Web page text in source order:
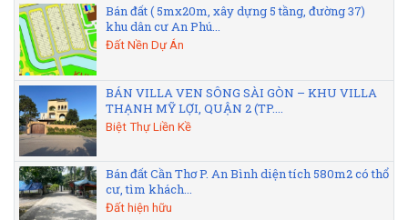
Bán đất ( 5mx20m, xây dựng 5 tầng, đường 37)
khu dân cư An Phú...
Đất Nền Dự Án
BÁN VILLA VEN SÔNG SÀI GÒN – KHU VILLA
THẠNH MỸ LỢI, QUẬN 2 (TP....
Biệt Thự Liền Kề
Bán đất Cần Thơ P. An Bình diện tích 580m2 có thổ
cư, tìm khách...
Đất hiện hữu